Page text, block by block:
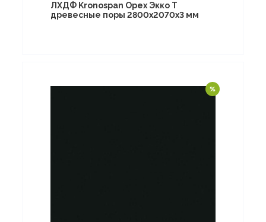
ЛХДФ Kronospan Орех Экко T
древесные поры 2800х2070х3 мм